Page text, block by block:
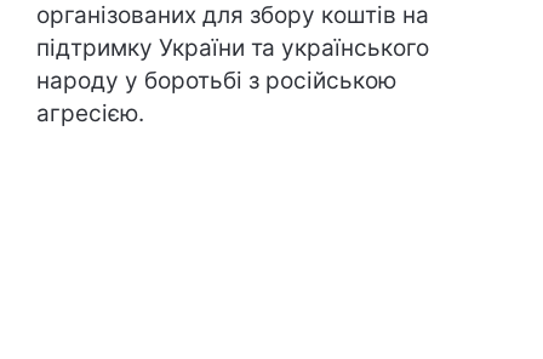
організованих для збору коштів на
підтримку України та українського
народу у боротьбі з російською
агресією.